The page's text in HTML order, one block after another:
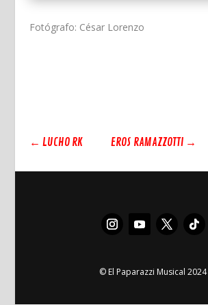
Fotógrafo: César Lorenzo
← LUCHO RK EROS RAMAZZOTTI→
© El Paparazzi Musical 2024